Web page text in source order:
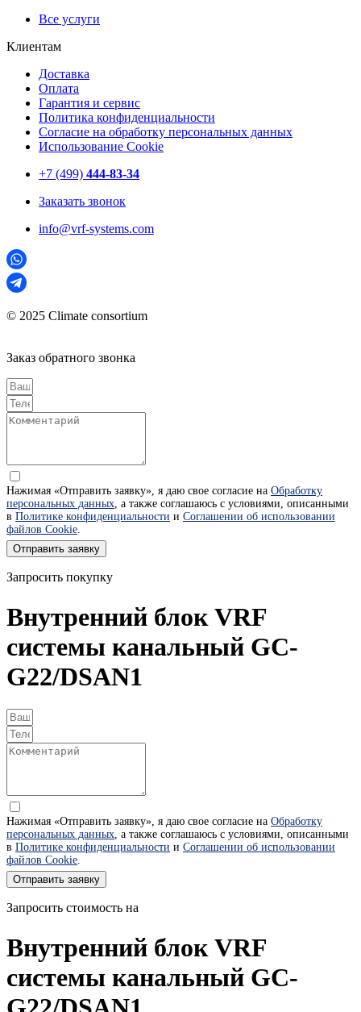
Все услуги
Клиентам
Доставка
Оплата
Гарантия и сервис
Политика конфиденциальности
Согласие на обработку персональных данных
Использование Cookie
+7 (499) 444-83-34
Заказать звонок
info@vrf-systems.com
© 2025 Climate consortium
Заказ обратного звонка
Нажимая «Отправить заявку», я даю свое согласие на Обработку
персональных данных, а также соглашаюсь с условиями, описанными
в Политике конфиденциальности и Соглашении об использовании
файлов Cookie.
Отправить заявку
Запросить покупку
Внутренний блок VRF
системы канальный GC-
G22/DSAN1
Нажимая «Отправить заявку», я даю свое согласие на Обработку
персональных данных, а также соглашаюсь с условиями, описанными
в Политике конфиденциальности и Соглашении об использовании
файлов Cookie.
Отправить заявку
Запросить стоимость на
Внутренний блок VRF
системы канальный GC-